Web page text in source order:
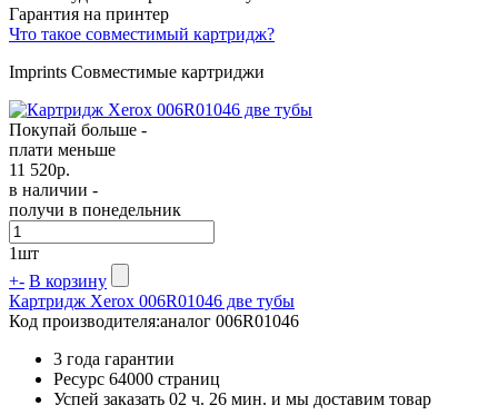
Гарантия на принтер
Что такое совместимый картридж?
Imprints Совместимые картриджи
Покупай больше -
плати меньше
11 520р.
в наличии -
получи в понедельник
1шт
+- В корзину
Картридж Xerox 006R01046 две тубы
Код производителя:аналог 006R01046
3 года гарантии
Ресурс 64000 страниц
Успей заказать 02 ч. 26 мин. и мы доставим товар